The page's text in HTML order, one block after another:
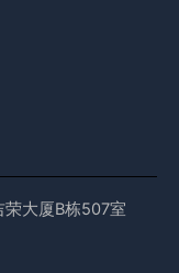
大厦B栋507室